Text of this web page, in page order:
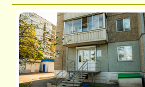
Посмотреть все галереии >>